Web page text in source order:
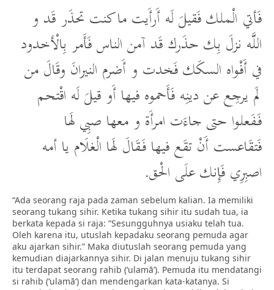
فَأتي الْملك فَقيلَ لَه أَرأَيت ما كنت تحذَر قَد و
اللَّه نزلَ بِك حذَرك قَد آمن الناس فَأَمر بِالْأخدود
في أَفْواه السكَك فَخدت و أَضرم النيرانَ وقَالَ من
لَم يرجِع عن دينِه فَأَحموه فيها أَو قيلَ لَه اقْتحم
فَفَعلوا حتى جاءَت امرأَة و معها صبِي لَها
فَتقَاعست أَنْ تقَع فيها فَقَالَ لَها الْغلَام يا أمه
اصبِرِي فَإِنك علَى الْحق.
“Ada seorang raja pada zaman sebelum kalian. Ia memiliki
seorang tukang sihir. Ketika tukang sihir itu sudah tua, ia
berkata kepada si raja: “Sesungguhnya usiaku telah tua.
Oleh karena itu, utuslah kepadaku seorang pemuda agar
aku ajarkan sihir.” Maka diutuslah seorang pemuda yang
kemudian diajarkannya sihir. Di jalan menuju tukang sihir
itu terdapat seorang rahib (‘ulamā’). Pemuda itu mendatangi
si rahib (‘ulamā’) dan mendengarkan kata-katanya. Si